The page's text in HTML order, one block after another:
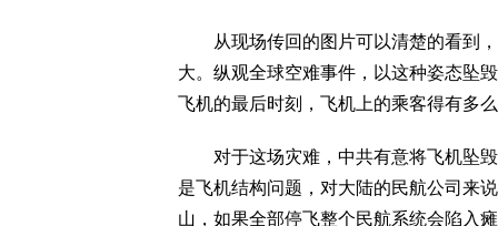
从现场传回的图片可以清楚的看到，
大。纵观全球空难事件，以这种姿态坠
飞机的最后时刻，飞机上的乘客得有多
对于这场灾难，中共有意将飞机坠毁
是飞机结构问题，对大陆的民航公司来
山，如果全部停飞整个民航系统会陷入